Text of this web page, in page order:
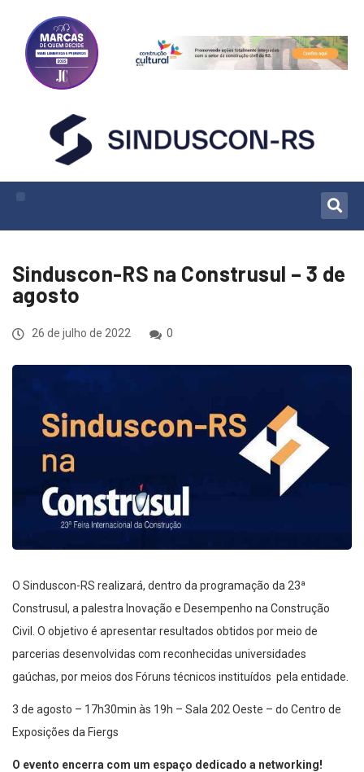
Sinduscon-RS na Construsul – 3 de
agosto
26 de julho de 2022 0
O Sinduscon-RS realizará, dentro da programação da 23ª
Construsul, a palestra Inovação e Desempenho na Construção
Civil. O objetivo é apresentar resultados obtidos por meio de
parcerias desenvolvidas com reconhecidas universidades
gaúchas, por meios dos Fóruns técnicos instituídos pela entidade.
3 de agosto – 17h30min às 19h – Sala 202 Oeste – do Centro de
Exposições da Fiergs
O evento encerra com um espaço dedicado a networking!